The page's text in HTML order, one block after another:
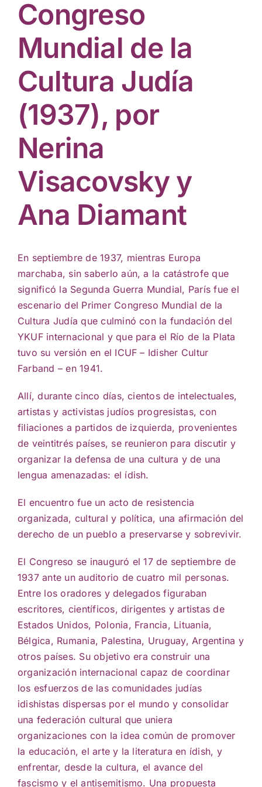
Congreso
Mundial de la
Cultura Judía
(1937), por
Nerina
Visacovsky y
Ana Diamant
En septiembre de 1937, mientras Europa
marchaba, sin saberlo aún, a la catástrofe que
significó la Segunda Guerra Mundial, París fue el
escenario del Primer Congreso Mundial de la
Cultura Judía que culminó con la fundación del
YKUF internacional y que para el Río de la Plata
tuvo su versión en el ICUF – Idisher Cultur
Farband – en 1941.
Allí, durante cinco días, cientos de intelectuales,
artistas y activistas judíos progresistas, con
filiaciones a partidos de izquierda, provenientes
de veintitrés países, se reunieron para discutir y
organizar la defensa de una cultura y de una
lengua amenazadas: el ídish.
El encuentro fue un acto de resistencia
organizada, cultural y política, una afirmación del
derecho de un pueblo a preservarse y sobrevivir.
El Congreso se inauguró el 17 de septiembre de
1937 ante un auditorio de cuatro mil personas.
Entre los oradores y delegados figuraban
escritores, científicos, dirigentes y artistas de
Estados Unidos, Polonia, Francia, Lituania,
Bélgica, Rumania, Palestina, Uruguay, Argentina y
otros países. Su objetivo era construir una
organización internacional capaz de coordinar
los esfuerzos de las comunidades judías
idishistas dispersas por el mundo y consolidar
una federación cultural que uniera
organizaciones con la idea común de promover
la educación, el arte y la literatura en ídish, y
enfrentar, desde la cultura, el avance del
fascismo y el antisemitismo. Una propuesta